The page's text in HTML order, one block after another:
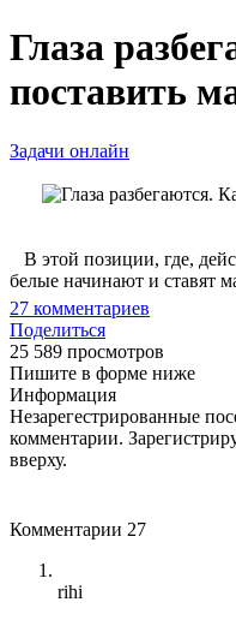
Глаза
поставить
Задачи онлайн
В этой позиции, где,
белые начинают и ставят
27 комментариев
Поделиться
25 589 просмотров
Пишите в форме ниже
Информация
Незарегестрированные
комментарии.
вверху.
Комментарии 27
rihi